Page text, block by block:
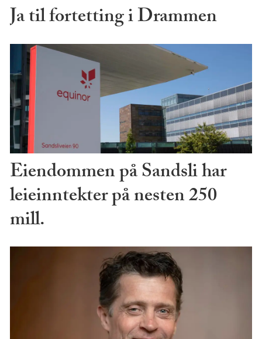
Ja til fortetting i Drammen
Eiendommen på Sandsli har
leieinntekter på nesten 250
mill.